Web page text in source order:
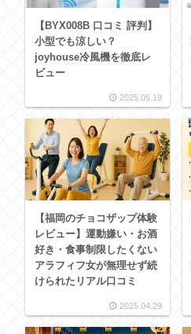
【BYX008B 口コミ 評判】
小型でも涼しい？
joyhouse冷風機を徹底レ
ビュー
2025.05.19
【福岡のチョコザップ体験
レビュー】運動嫌い・お酒
好き・食事制限したくない
アラフィフ女が無理せず続
けられたリアル口コミ
2025.04.29